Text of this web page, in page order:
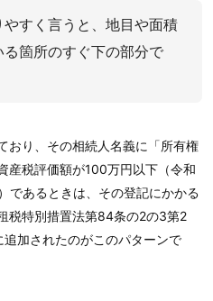
やすく言うと、地目や面積
る箇所のすぐ下の部分で
おり、その相続人名義に「所有権
産税評価額が100万円以下（令和
であるときは、その登記にかかる
税特別措置法第84条の2の3第2
加されたのがこのパターンで